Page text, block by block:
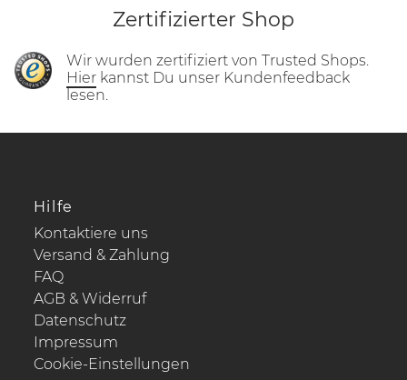
Zertifizierter Shop
Wir wurden zertifiziert von Trusted Shops.
Hier kannst Du unser Kundenfeedback
lesen.
Hilfe
Kontaktiere uns
Versand & Zahlung
FAQ
AGB & Widerruf
Datenschutz
Impressum
Cookie-Einstellungen